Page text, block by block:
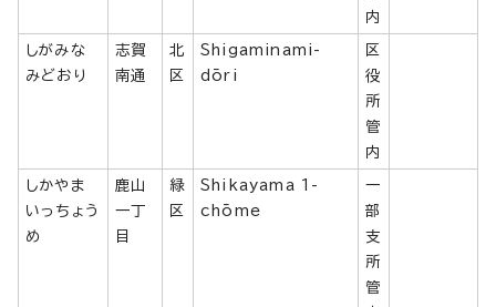
内
しがみな
みどおり
志賀
南通
北
区
Shigaminami-
dōri
区
役
所
管
内
しかやま
いっちょう
め
鹿山
一丁
目
緑
区
Shikayama 1-
chōme
一
部
支
所
管